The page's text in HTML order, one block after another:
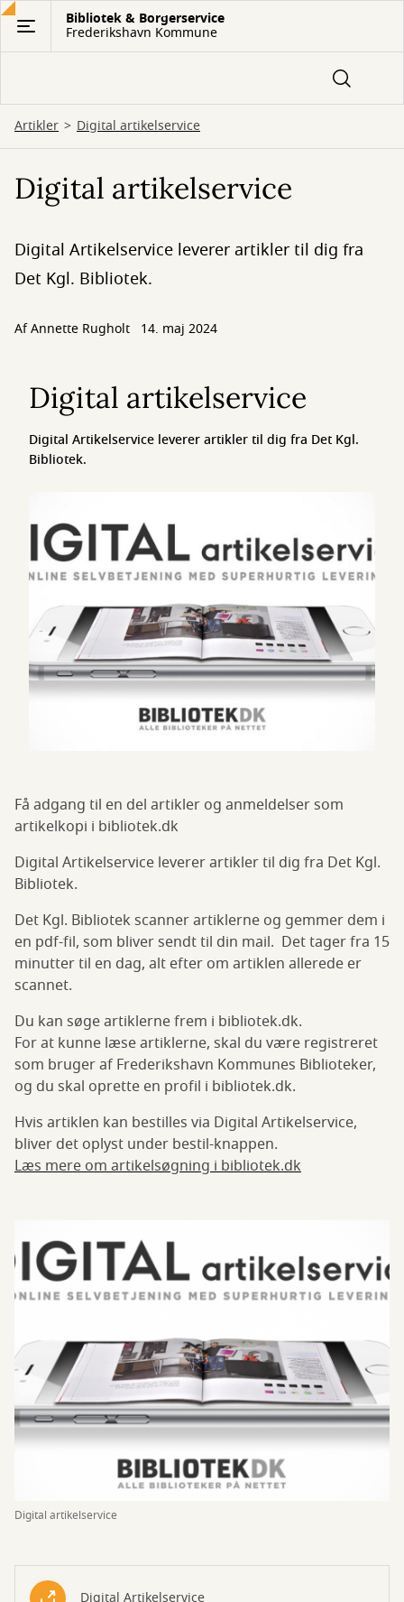
Gå
hovedindhold
Bibliotek & Borgerservice
Frederikshavn Kommune
Artikler Digital artikelservice
Digital artikelservice
Digital Artikelservice leverer artikler til dig fra
Det Kgl. Bibliotek.
AfAnnette Rugholt 14. maj 2024
Digital artikelservice
Digital Artikelservice leverer artikler til dig fra Det Kgl.
Bibliotek.
Få adgang til en del artikler og anmeldelser som
artikelkopi i bibliotek.dk
Digital Artikelservice leverer artikler til dig fra Det Kgl.
Bibliotek.
Det Kgl. Bibliotek scanner artiklerne og gemmer dem i
en pdf-fil, som bliver sendt til din mail. Det tager fra 15
minutter til en dag, alt efter om artiklen allerede er
scannet.
Du kan søge artiklerne frem i bibliotek.dk.
For at kunne læse artiklerne, skal du være registreret
som bruger af Frederikshavn Kommunes Biblioteker,
og du skal oprette en profil i bibliotek.dk.
Hvis artiklen kan bestilles via Digital Artikelservice,
bliver det oplyst under bestil-knappen.
Læs mere om artikelsøgning i bibliotek.dk
Digital artikelservice
Digital Artikelservice